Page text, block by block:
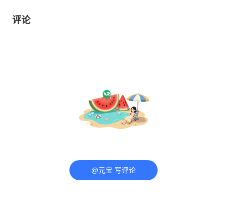
评论
@元宝 写评论